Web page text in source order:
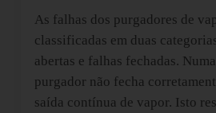
As falhas dos purgadores de
classificadas em duas
abertas e falhas fechadas.
purgador não fecha
saída contínua de vapor. Isto